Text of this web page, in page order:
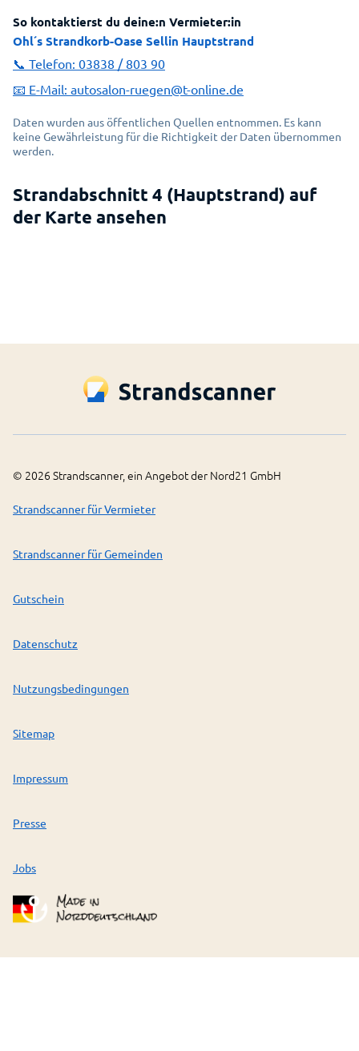
So kontaktierst du deine:n Vermieter:in
Ohl´s Strandkorb-Oase Sellin Hauptstrand
📞 Telefon: 03838 / 803 90
📧 E-Mail: autosalon-ruegen@t-online.de
Daten wurden aus öffentlichen Quellen entnommen. Es kann
keine Gewährleistung für die Richtigkeit der Daten übernommen
werden.
Strandabschnitt 4 (Hauptstrand) auf
der Karte ansehen
Erlauben Sie das Laden von einer
interaktiven Karte?
© 2026 Strandscanner, ein Angebot der Nord21 GmbH
Strandscanner für Vermieter
Strandscanner für Gemeinden
Gutschein
Datenschutz
Nutzungsbedingungen
Sitemap
Impressum
Presse
Jobs